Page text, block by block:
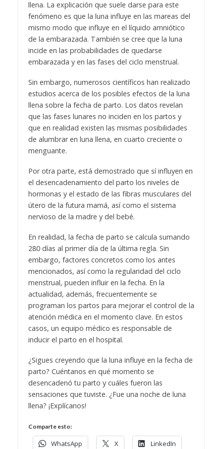
llena. La explicación que suele darse para este
fenómeno es que la luna influye en las mareas del
mismo modo que influye en el líquido amniótico
de la embarazada. También se cree que la luna
incide en las probabilidades de quedarse
embarazada y en las fases del ciclo menstrual.
Sin embargo, numerosos científicos han realizado
estudios acerca de los posibles efectos de la luna
llena sobre la fecha de parto. Los datos revelan
que las fases lunares no inciden en los partos y
que en realidad existen las mismas posibilidades
de alumbrar en luna llena, en cuarto creciente o
menguante.
Por otra parte, está demostrado que sí influyen en
el desencadenamiento del parto los niveles de
hormonas y el estado de las fibras musculares del
útero de la futura mamá, así como el sistema
nervioso de la madre y del bebé.
En realidad, la fecha de parto se calcula sumando
280 días al primer día de la última regla. Sin
embargo, factores concretos como los antes
mencionados, así como la regularidad del ciclo
menstrual, pueden influir en la fecha. En la
actualidad, además, frecuentemente se
programan los partos para mejorar el control de la
atención médica en el momento clave. En estos
casos, un equipo médico es responsable de
inducir el parto en el hospital.
¿Sigues creyendo que la luna influye en la fecha de
parto? Cuéntanos en qué momento se
desencadenó tu parto y cuáles fueron las
sensaciones que tuviste. ¿Fue una noche de luna
llena? ¡Explícanos!
Comparte esto:
WhatsApp X LinkedIn